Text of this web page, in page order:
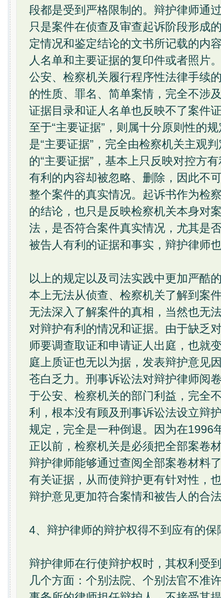
段都是受到严格限制的。辩护律师通
只是案件在侦查及审查起诉阶段形成
定情况和鉴定结论的文书所记载的内
人名单和主要证据的复印件或者照片
公安、检察机关履行程序性法律手续
的性质、罪名、简单案情，完全不涉
证据目录和证人名单也反映不了案件
至于“主要证据”，则属十分原则性的
是“主要证据”，完全由检察机关主观
的“主要证据”，基本上只反映对控方
有利的内容却被忽略、删除，因此不
整个案件的真实情况。起诉书作为检
的结论，也只是反映检察机关本身对
法，是否符合案件真实情况，尤其是
被告人有利的证据和事实，辩护律师
以上的规定以及司法实践中更加严酷
本上无法从侦查、检察机关了解到案
无法深入了解案件的真相，当然也无
对辩护有利的情况和证据。由于缺乏
师要调查取证和申请证人出庭，也就
庭上质证也无以为据，发表辩护意见
苍白乏力。刑事诉讼法对辩护律师阅
于公安、检察机关的部门利益，完全
利，根本没有顾及刑事诉讼法设立辩
规定，完全是一种倒退。因为在1996
正以前，检察机关是必须把全部案卷
辩护律师能够通过查阅全部案卷材料
有关证据，从而使辩护更有针对性，
辩护意见更加符合案情和被告人的合
4、辩护律师的辩护权得不到应有的保
辩护律师在行使辩护权时，其权利受
几个方面：个别法院、个别法官不准